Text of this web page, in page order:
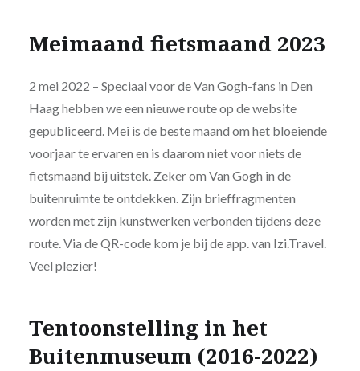
Meimaand fietsmaand 2023
2 mei 2022 – Speciaal voor de Van Gogh-fans in Den
Haag hebben we een nieuwe route op de website
gepubliceerd. Mei is de beste maand om het bloeiende
voorjaar te ervaren en is daarom niet voor niets de
fietsmaand bij uitstek. Zeker om Van Gogh in de
buitenruimte te ontdekken. Zijn brieffragmenten
worden met zijn kunstwerken verbonden tijdens deze
route. Via de QR-code kom je bij de app. van Izi.Travel.
Veel plezier!
Tentoonstelling in het
Buitenmuseum (2016-2022)